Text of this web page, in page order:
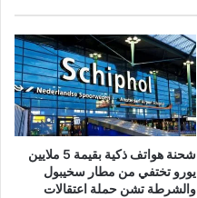
شحنة هواتف ذكية بقيمة 5 ملايين
يورو تختفي من مطار سخيبول
والشرطة تشن حملة اعتقالات